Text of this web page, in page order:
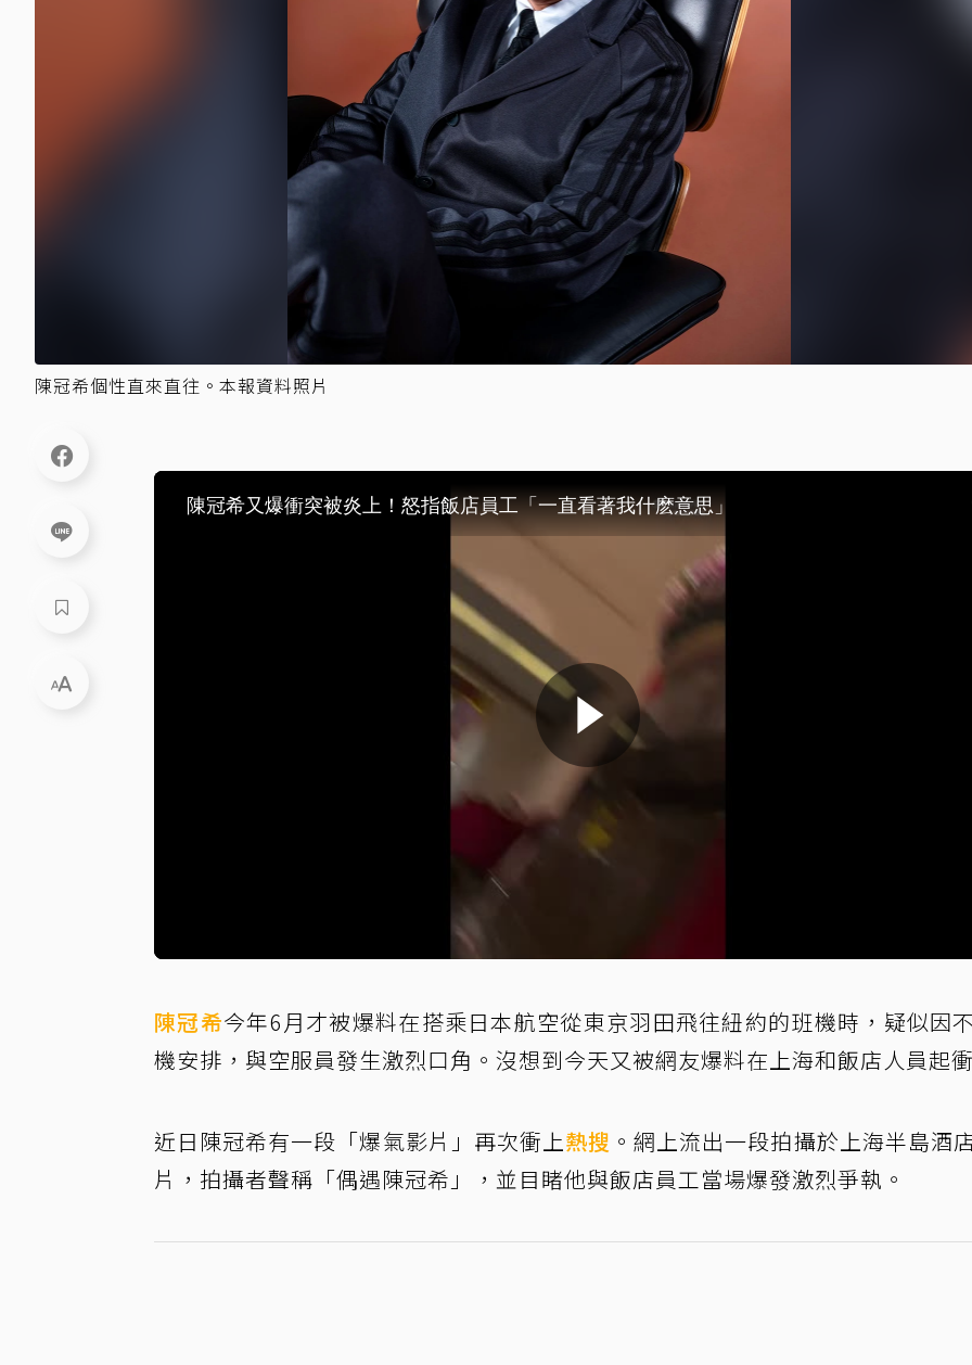
陳冠希個性直來直往。本報資料照片
陳冠希今年6月才被爆料在搭乘日本航空從東京羽田飛往紐約的班機時，疑似因
機安排，與空服員發生激烈口角。沒想到今天又被網友爆料在上海和飯店人員起
近日陳冠希有一段「爆氣影片」再次衝上熱搜 。網上流出一段拍攝於上海半島酒
片，拍攝者聲稱「偶遇陳冠希」，並目睹他與飯店員工當場爆發激烈爭執。